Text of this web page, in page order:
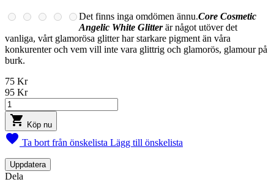
Det finns inga omdömen ännu.Core Cosmetic
Angelic White Glitterär något utöver det
vanliga, vårt glamorösa glitter har starkare pigment än våra
konkurenter och vem vill inte vara glittrig och glamorös, glamour på
burk.
75 Kr
95 Kr
 Köp nu
 Ta bort från önskelista Lägg till önskelista
Dela